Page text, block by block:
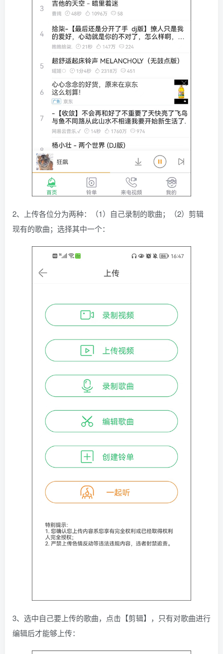
2、上传各位分为两种：（1）自己录制的歌曲；（2）剪辑
现有的歌曲；选择其中一个：
3、选中自己要上传的歌曲，点击【剪辑】，只有对歌曲进行
编辑后才能够上传：